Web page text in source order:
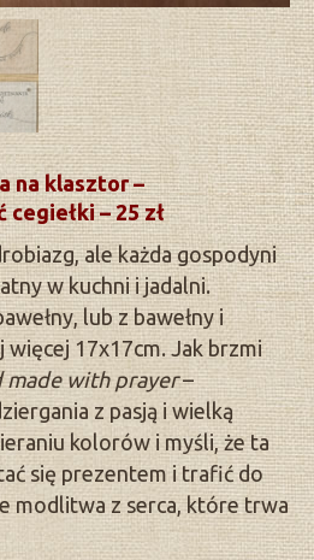
na klasztor –
cegiełki – 25 zł
ale każda gospodyni
w kuchni i jadalni.
lub z bawełny i
więcej 17x17cm. Jak brzmi
made with prayer–
z pasją i wielką
kolorów i myśli, że ta
się prezentem i trafić do
modlitwa z serca, które trwa